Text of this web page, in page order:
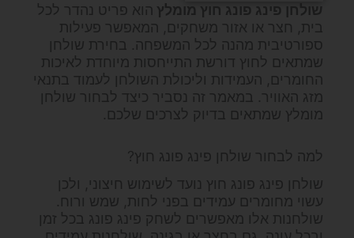
שולחן פינג פונג חוץ מומלץ הוא פריט נהדר לכל
בית, חצר או אזור משחקים, המאפשר פעילות
ספורטיבית מהנה לכל המשפחה. בחירת שולחן
שמתאים לחוץ דורשת התייחסות מיוחדת לאיכות
החומרים, העמידות וליכולת השולחן לעמוד בתנאי
מזג האוויר. במאמר זה נסביר כיצד לבחור שולחן
מומלץ שמתאים בדיוק לצרכים שלכם.
למה לבחור שולחן פינג פונג חוץ?
שולחן פינג פונג חוץ נועד לשימוש חיצוני, ולכן
עשוי מחומרים עמידים בפני לחות, שמש ורוח.
שולחנות אלו מאפשרים לשחק פינג פונג בכל זמן